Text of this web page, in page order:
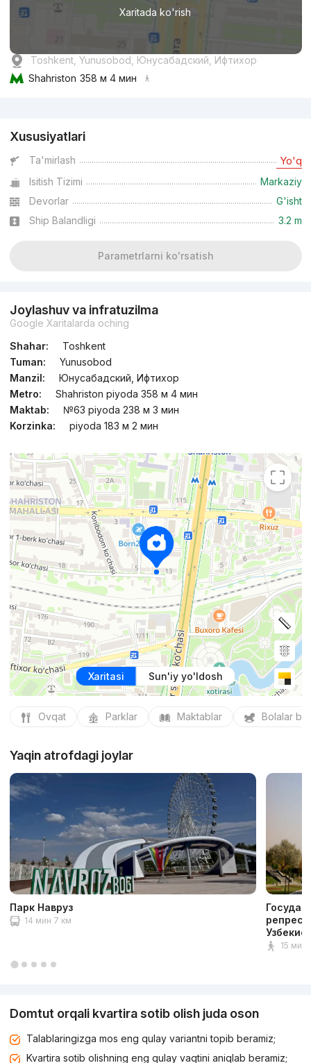
Xaritada ko'rish
Toshkent, Yunusobod, Юнусабадский, Ифтихор
Shahriston 358 м 4 мин
Xususiyatlari
Ta'mirlash Yo'q
Isitish Tizimi
Markaziy
Devorlar
G'isht
Ship Balandligi
3.2 m
Parametrlarni ko'rsatish
Joylashuv va infratuzilma
Google Xaritalarda oching
Shahar:
Toshkent
Tuman:
Yunusobod
Manzil:
Юнусабадский, Ифтихор
Metro:
Shahriston piyoda 358 м 4 мин
Maktab:
№63 piyoda 238 м 3 мин
Korzinka:
piyoda 183 м 2 мин
Xaritasi Sun'iy yo'ldosh
Ovqat Parklar Maktablar Bolalar
Yaqin atrofdagi joylar
Парк Навруз
14 мин 7 км
15 мин
Domtut orqali kvartira sotib olish juda oson
Talablaringizga mos eng qulay variantni topib beramiz;
Kvartira sotib olishning eng qulay vaqtini aniqlab beramiz;